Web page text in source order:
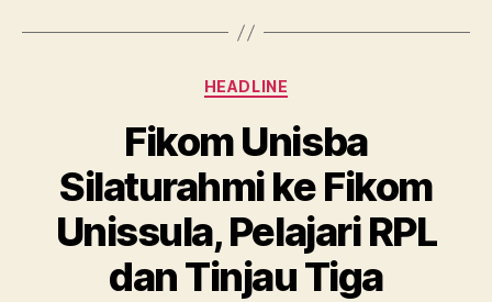
Categories
HEADLINE
Fikom Unisba
Silaturahmi ke Fikom
Unissula, Pelajari RPL
dan Tinjau Tiga